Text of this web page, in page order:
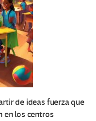
de ideas fuerza que
en los centros